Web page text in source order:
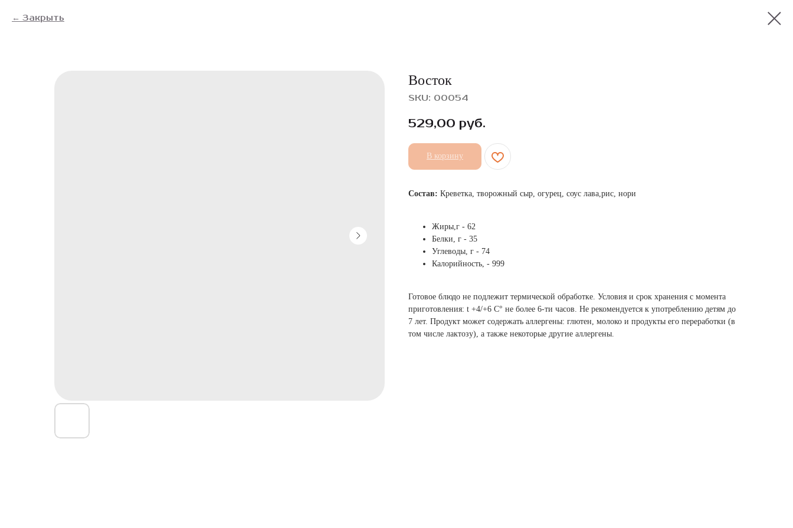
Закрыть
Восток
SKU: 00054
529,00 руб.
В корзину
Состав: Креветка, творожный сыр, огурец, соус лава,рис, нори
Жиры,г - 62
Белки, г - 35
Углеводы, г - 74
Калорийность, - 999
Готовое блюдо не подлежит термической обработке. Условия и срок хранения с момента
приготовления: t +4/+6 С° не более 6-ти часов. Не рекомендуется к употреблению детям до
7 лет. Продукт может содержать аллергены: глютен, молоко и продукты его переработки (в
том числе лактозу), а также некоторые другие аллергены.